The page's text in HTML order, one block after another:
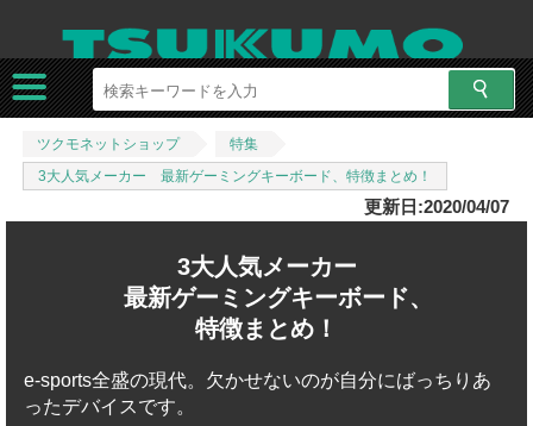
ツクモネットショップ
特集
3大人気メーカー 最新ゲーミングキーボード、特徴まとめ！
更新日:2020/04/07
3大人気メーカー
最新ゲーミングキーボード、
特徴まとめ！
e-sports全盛の現代。欠かせないのが自分にばっちりあ
ったデバイスです。